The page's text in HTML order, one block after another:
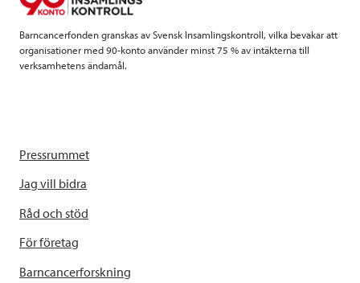
k
Barncancerfonden granskas av Svensk Insamlingskontroll, vilka bevakar att
organisationer med 90-konto använder minst 75 % av intäkterna till
verksamhetens ändamål.
Pressrummet
Jag vill bidra
Råd och stöd
För företag
Barncancerforskning